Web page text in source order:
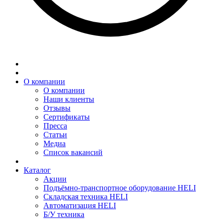
О компании
О компании
Наши клиенты
Отзывы
Сертификаты
Пресса
Статьи
Медиа
Список вакансий
Каталог
Акции
Подъёмно-транспортное оборудование HELI
Складская техника HELI
Автоматизация HELI
Б/У техника